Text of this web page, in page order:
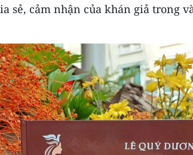
sẻ, cảm nhận của khán giả trong